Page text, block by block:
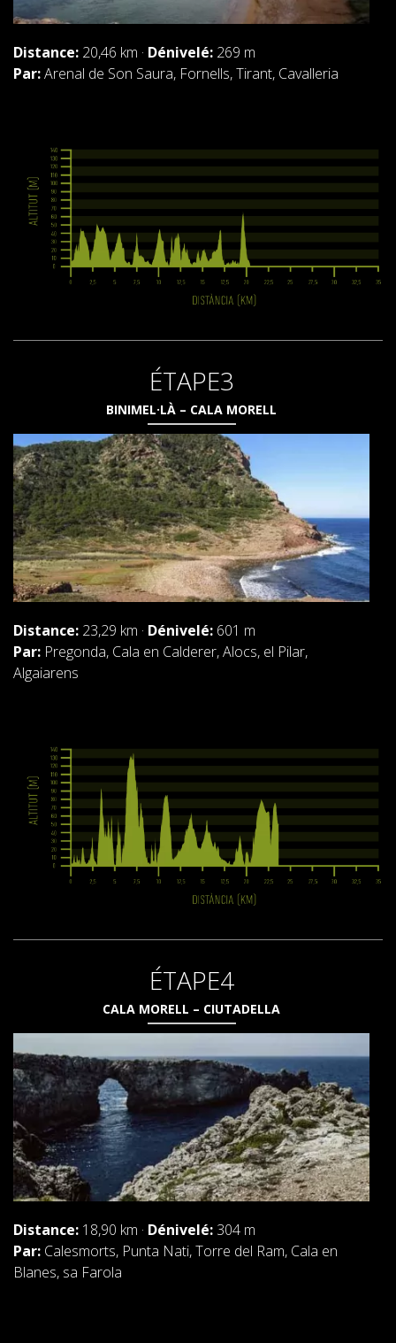
Distance: 20,46 km · Dénivelé: 269 m
Par:Arenal de Son Saura, Fornells, Tirant, Cavalleria
ÉTAPE3
BINIMEL·LÀ – CALA MORELL
Distance: 23,29 km · Dénivelé: 601 m
Par: Pregonda, Cala en Calderer, Alocs, el Pilar,
Algaiarens
ÉTAPE4
CALA MORELL – CIUTADELLA
Distance: 18,90 km · Dénivelé: 304 m
Par: Calesmorts, Punta Nati, Torre del Ram, Cala en
Blanes, sa Farola